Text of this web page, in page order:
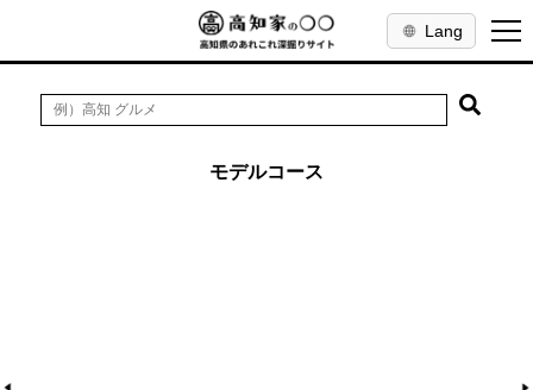
Lang
モデルコース